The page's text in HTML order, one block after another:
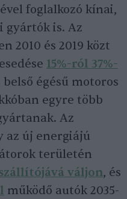
foglalkozó kínai,
gyártók is. Az
2010 és 2019 közt
15%-ról 37%-
égésű motoros
egyre több
Az
az új energiájú
területén
váljon, és
működő autók 2035-